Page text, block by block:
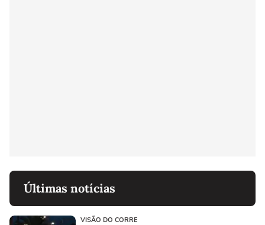
Últimas notícias
VISÃO DO CORRE